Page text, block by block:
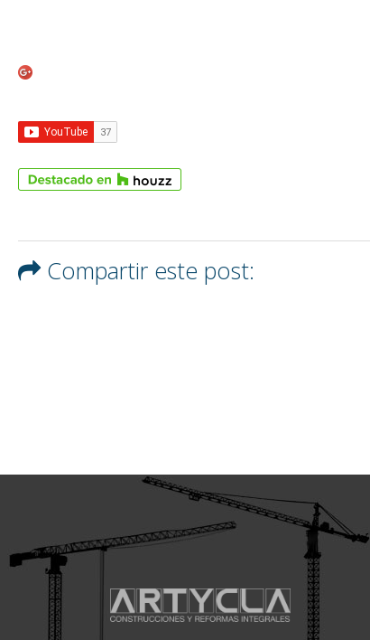
Compartir este post: